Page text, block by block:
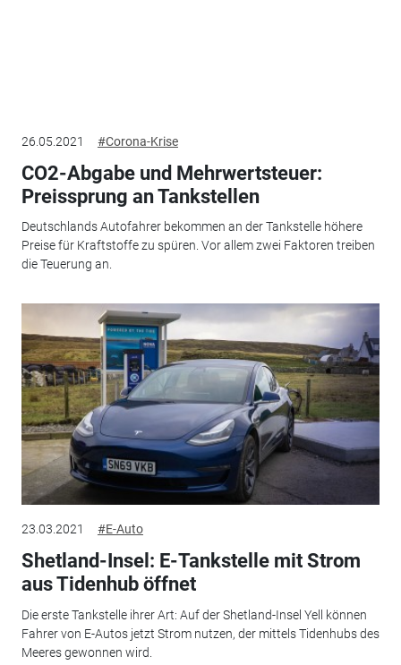
26.05.2021 #Corona-Krise
CO2-Abgabe und Mehrwertsteuer:
Preissprung an Tankstellen
Deutschlands Autofahrer bekommen an der Tankstelle höhere
Preise für Kraftstoffe zu spüren. Vor allem zwei Faktoren treiben
die Teuerung an.
23.03.2021 #E-Auto
Shetland-Insel: E-Tankstelle mit Strom
aus Tidenhub öffnet
Die erste Tankstelle ihrer Art: Auf der Shetland-Insel Yell können
Fahrer von E-Autos jetzt Strom nutzen, der mittels Tidenhubs des
Meeres gewonnen wird.